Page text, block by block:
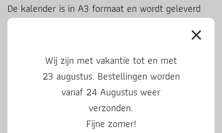
De kalender is in A3 formaat en wordt geleverd
met 24 gouden stickers om op de deurtjes te
plakken. De adventkalender bestaat uit 2 vellen,
een vel met vakken die je zelf versiert en een vel
met deurtjes. Op het eerste vel zit dubbelzijdig
plakband waarmee je eenvoudig de deurtjes vast
Wij zijn met vakantie tot en met
23 augustus. Bestellingen worden
vanaf 24 Augustus weer
verzonden.
Fijne zomer!